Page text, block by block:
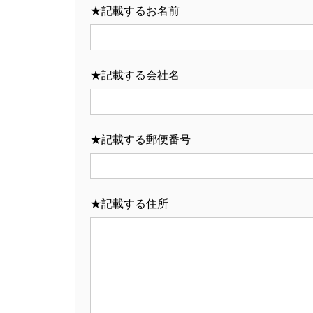
★記載するお名前
★記載する会社名
★記載する郵便番号
★記載する住所